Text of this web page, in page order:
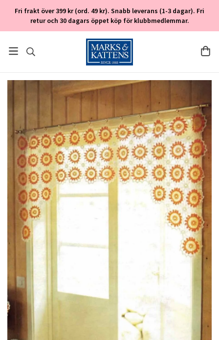
Fri frakt över 399 kr (ord. 49 kr). Snabb leverans (1-3 dagar). Fri
retur och 30 dagars öppet köp för klubbmedlemmar.